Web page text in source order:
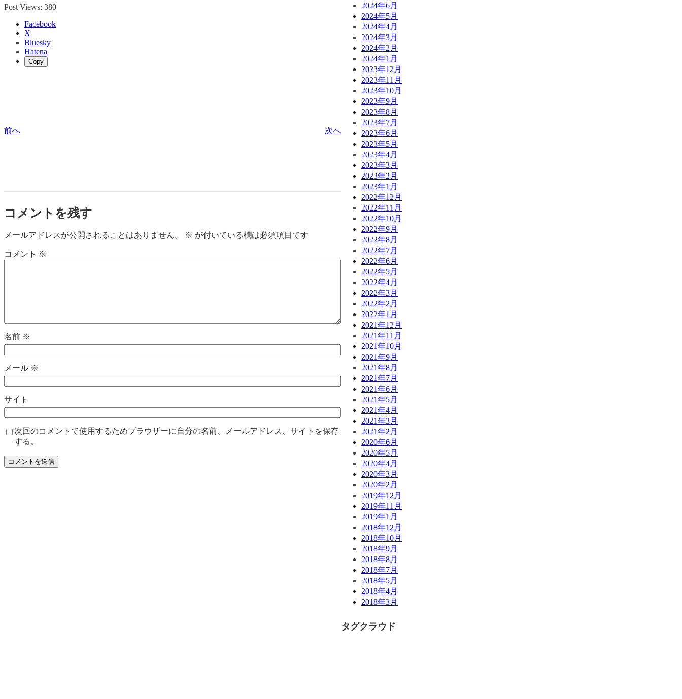
Post Views: 380
Facebook
X
Bluesky
Hatena
Copy
前へ 次へ
コメントを残す
メールアドレスが公開されることはありません。 ※ が付いている欄は必須項目です
コメント ※
名前 ※
メール ※
サイト
次回のコメントで使用するためブラウザーに自分の名前、メールアドレス、サイトを保存
する。
2024年6月
2024年5月
2024年4月
2024年3月
2024年2月
2024年1月
2023年12月
2023年11月
2023年10月
2023年9月
2023年8月
2023年7月
2023年6月
2023年5月
2023年4月
2023年3月
2023年2月
2023年1月
2022年12月
2022年11月
2022年10月
2022年9月
2022年8月
2022年7月
2022年6月
2022年5月
2022年4月
2022年3月
2022年2月
2022年1月
2021年12月
2021年11月
2021年10月
2021年9月
2021年8月
2021年7月
2021年6月
2021年5月
2021年4月
2021年3月
2021年2月
2020年6月
2020年5月
2020年4月
2020年3月
2020年2月
2019年12月
2019年11月
2019年1月
2018年12月
2018年10月
2018年9月
2018年8月
2018年7月
2018年5月
2018年4月
2018年3月
タグクラウド